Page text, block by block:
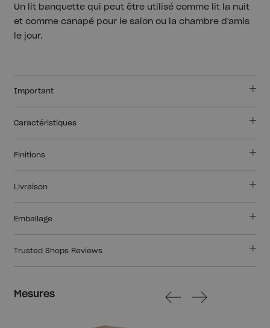
Mesures
Un lit banquette qui peut être utilisé comme lit la nuit
et comme canapé pour le salon ou la chambre d'amis
le jour.
Important
Caractéristiques
Finitions
Livraison
Emballage
Trusted Shops Reviews